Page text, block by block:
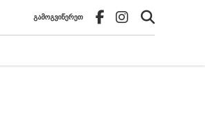
ᲒᲐᲛᲝᲒᲕᲘᲬᲔᲠᲔᲗ